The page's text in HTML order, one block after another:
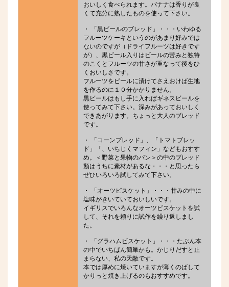
おいしく食べられます。バナナは香りが良
くて充分に熟したものを使って下さい。
・ 「黒ビールのブレッド」・・・いわゆる
フルーツケーキというのがあまり好みでは
ないのですが（ドライフルーツは好きです
が）、黒ビール入りはビールの苦みと独特
のこくとフルーツの甘さが重なって後をひ
くおいしさです。
フルーツをビールに漬けてさえおけば生地
を作るのに１０分かかりません。
黒ビールはもし手に入ればギネスビールを
使ってみて下さい。深みがあっておいしく
できあがります。ちょっと大人のブレッド
です。
・ 「コーンブレッド」、「トマトブレッ
ド」「、いちじくマフィン」などもおすす
め。＜野菜と果物のパン＞の中のブレッド
類はうちに素材があるな・・・と思ったら
ぜひいろいろ試してみて下さい。
・ 「オーツビスケット」・・・甘みの中に
塩味がきいていておいしいです。
イギリスでいろんなオーツビスケットを試
して、それを頼りに試作を繰り返しまし
た。
・ 「グラハムビスケット」・・・たぶん本
の中でいちばん簡単かも。かじりだすと止
まらない、私の天敵です。
本では厚めに焼いていますが薄くのばして
かりっと焼き上げるのもおすすめです。